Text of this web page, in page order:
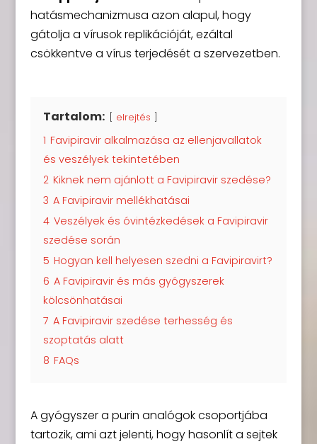
hatásmechanizmusa azon alapul, hogy
gátolja a vírusok replikációját, ezáltal
csökkentve a vírus terjedését a szervezetben.
Tartalom: elrejtés
1 Favipiravir alkalmazása az ellenjavallatok
és veszélyek tekintetében
2 Kiknek nem ajánlott a Favipiravir szedése?
3 A Favipiravir mellékhatásai
4 Veszélyek és óvintézkedések a Favipiravir
szedése során
5 Hogyan kell helyesen szedni a Favipiravirt?
6 A Favipiravir és más gyógyszerek
kölcsönhatásai
7 A Favipiravir szedése terhesség és
szoptatás alatt
8 FAQs
A gyógyszer a purin analógok csoportjába
tartozik, ami azt jelenti, hogy hasonlít a sejtek